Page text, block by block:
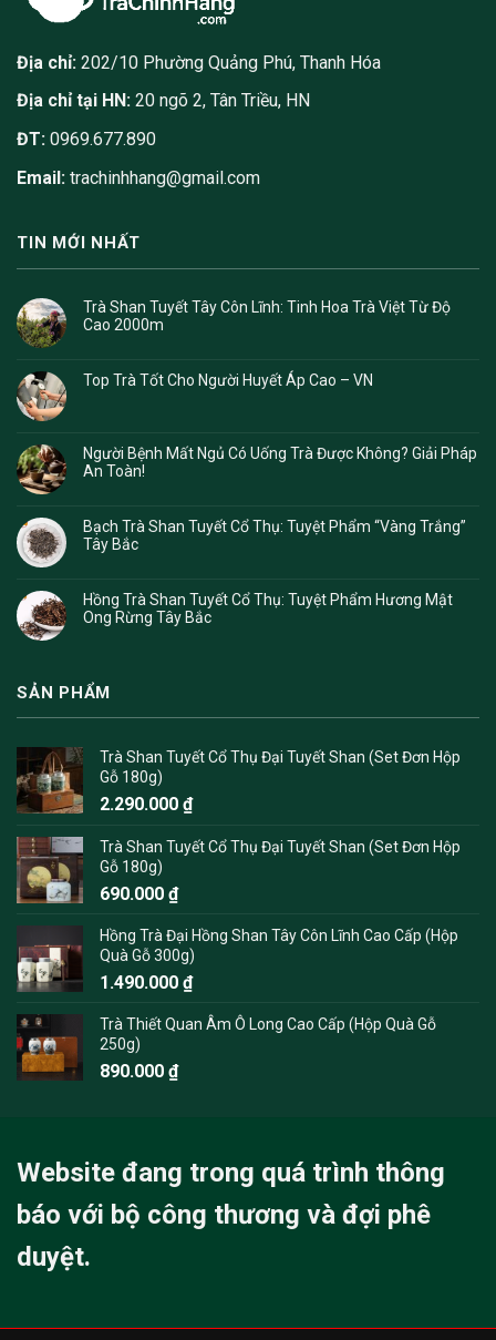
Địa chỉ: 202/10 Phường Quảng Phú, Thanh Hóa
Địa chỉ tại HN: 20 ngõ 2, Tân Triều, HN
ĐT: 0969.677.890
Email: trachinhhang@gmail.com
TIN MỚI NHẤT
Trà Shan Tuyết Tây Côn Lĩnh: Tinh Hoa Trà Việt Từ Độ
Cao 2000m
Top Trà Tốt Cho Người Huyết Áp Cao – VN
Người Bệnh Mất Ngủ Có Uống Trà Được Không? Giải Pháp
An Toàn!
Bạch Trà Shan Tuyết Cổ Thụ: Tuyệt Phẩm “Vàng Trắng”
Tây Bắc
Hồng Trà Shan Tuyết Cổ Thụ: Tuyệt Phẩm Hương Mật
Ong Rừng Tây Bắc
SẢN PHẨM
Trà Shan Tuyết Cổ Thụ Đại Tuyết Shan (Set Đơn Hộp
Gỗ 180g)
2.290.000 ₫
Trà Shan Tuyết Cổ Thụ Đại Tuyết Shan (Set Đơn Hộp
Gỗ 180g)
690.000 ₫
Hồng Trà Đại Hồng Shan Tây Côn Lĩnh Cao Cấp (Hộp
Quà Gỗ 300g)
1.490.000 ₫
Trà Thiết Quan Âm Ô Long Cao Cấp (Hộp Quà Gỗ
250g)
890.000 ₫
Website đang trong quá trình thông
báo với bộ công thương và đợi phê
duyệt.